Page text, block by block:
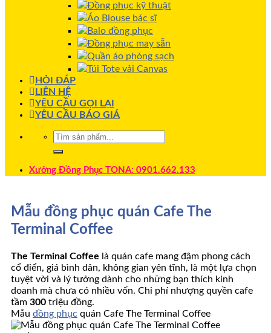
Đồng phục kỹ thuật
Áo Blouse bác sĩ
Balo đồng phục
Đồng phục may sẵn
Quần áo phòng sạch
Túi Tote vải Canvas
HỎI ĐÁP
LIÊN HỆ
YÊU CẦU GỌI LẠI
YÊU CẦU BÁO GIÁ
Xưởng Đồng Phục TONA: 0901.662.133
Mẫu đồng phục quán Cafe The
Terminal Coffee
The Terminal Coffee là quán cafe mang đậm phong cách
cổ điển, giá bình dân, không gian yên tĩnh, là một lựa chọn
tuyệt vời và lý tưởng dành cho những bạn thích kinh
doanh mà chưa có nhiều vốn. Chi phí nhượng quyền cafe
tầm 300 triệu đồng.
Mẫu đồng phục quán Cafe The Terminal Coffee